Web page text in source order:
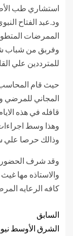
استشاري طب
ود.عبد الفتاح
الممرضات
وفربق من شباب
للمترددين علي
حيث قام المحاسب
المجاني للمرضي
قافله في هذه
وهذا وسط اجراءات
وذالك حرصا علي
وقد شرف الحضور
والاستاذه مها
كافه الرعايه
السابق
الشرق الأوسط